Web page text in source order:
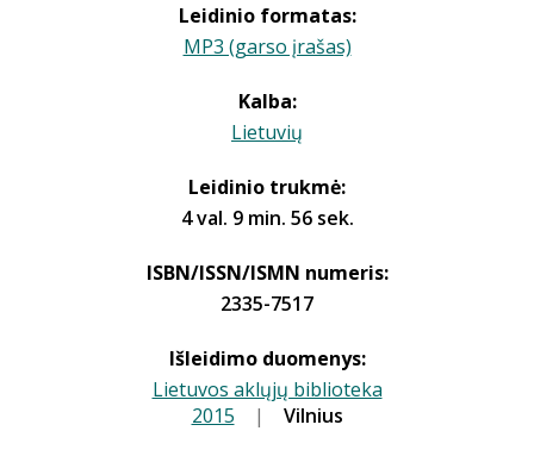
Leidinio formatas:
MP3 (garso įrašas)
Kalba:
Lietuvių
Leidinio trukmė:
4 val. 9 min. 56 sek.
ISBN/ISSN/ISMN numeris:
2335-7517
Išleidimo duomenys:
Lietuvos aklųjų biblioteka
2015 | Vilnius